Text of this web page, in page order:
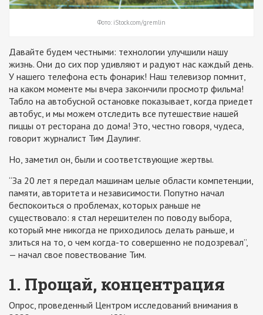
Фото: iStock.com/gremlin
Давайте будем честными: технологии улучшили нашу
жизнь. Они до сих пор удивляют и радуют нас каждый день.
У нашего телефона есть фонарик! Наш телевизор помнит,
на каком моменте мы вчера закончили просмотр фильма!
Табло на автобусной остановке показывает, когда приедет
автобус, и мы можем отследить все путешествие нашей
пиццы от ресторана до дома! Это, честно говоря, чудеса,
говорит журналист Тим Даулинг.
Но, заметил он, были и соответствующие жертвы.
“За 20 лет я передал машинам целые области компетенции,
памяти, авторитета и независимости. Попутно начал
беспокоиться о проблемах, которых раньше не
существовало: я стал нерешителен по поводу выбора,
который мне никогда не приходилось делать раньше, и
злиться на то, о чем когда-то совершенно не подозревал”,
— начал свое повествование Тим.
1. Прощай, концентрация
Опрос, проведенный Центром исследований внимания в